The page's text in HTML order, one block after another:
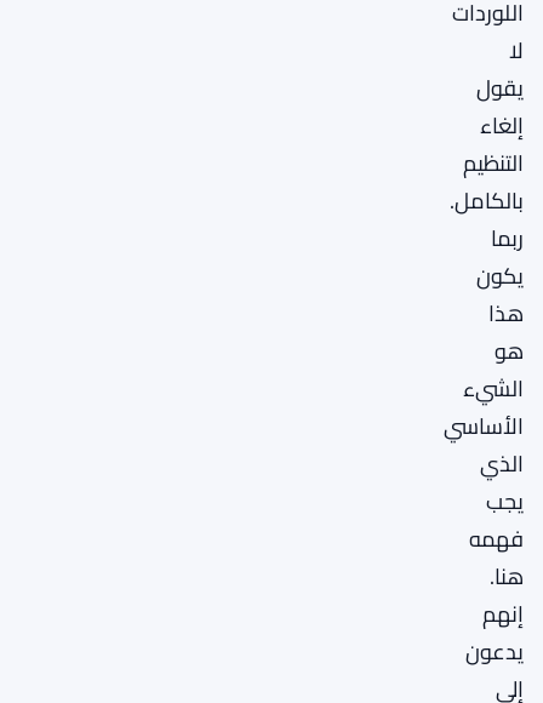
اللوردات
لا
يقول
إلغاء
التنظيم
بالكامل.
ربما
يكون
هذا
هو
الشيء
الأساسي
الذي
يجب
فهمه
هنا.
إنهم
يدعون
إلى